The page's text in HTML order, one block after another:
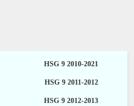
HSG 9 2010-2021
HSG 9 2011-2012
HSG 9 2012-2013